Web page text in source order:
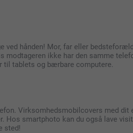
hånden! Mor, far eller
ikke har den samme
til tablets og bærbare computere.
Virksomhedsmobilcovers med
Hos smartphoto kan du også lave
sted!